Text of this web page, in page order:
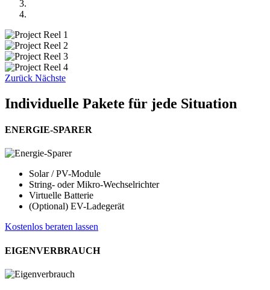
Zurück Nächste
Individuelle Pakete für jede Situation
ENERGIE-SPARER
Solar / PV-Module
String- oder Mikro-Wechselrichter
Virtuelle Batterie
(Optional) EV-Ladegerät
Kostenlos beraten lassen
EIGENVERBRAUCH